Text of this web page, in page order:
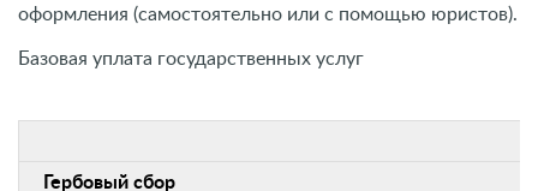
оформления (самостоятельно или с помощью юристов).
Базовая уплата государственных услуг
Гербовый сбор